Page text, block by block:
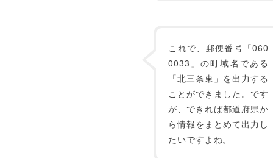
これで、郵便番号「060
0033」の町域名である
「北三条東」を出力する
ことができました。です
が、できれば都道府県か
ら情報をまとめて出力し
たいですよね。